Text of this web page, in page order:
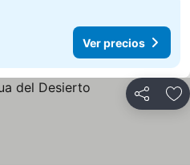
Ver precios
Compartir